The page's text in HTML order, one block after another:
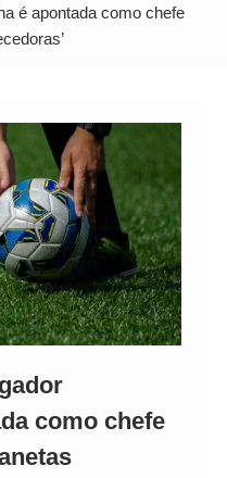
é apontada como chefe
como chefe